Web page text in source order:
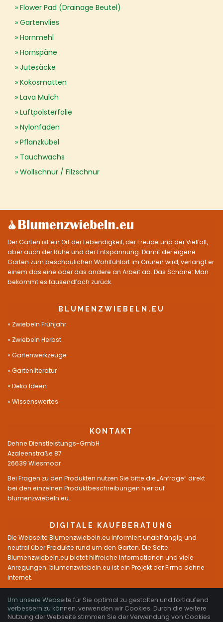
Flower Pad (Drainage Beutel)
Gartenvlies
Hornmehl
Hornspäne
Jutesäcke
Kokosmatten
Lava Mulch
Luftpolsterfolie
Nylonfaden
Pflanzkübel
Tauchwachs
Wollschnur / Filzschnur
Der Garten ist ein Ort der Lebendigkeit, der Freude und der Vielfalt,
aber auch der Ruhe und der Entspannung. Damit der eigene
Garten zum beschaulichen Wohlfühlort im Grünen wird, verlangt er
einem das eine oder das andere an Arbeit ab. Das Schöne: Man
bekommt es tausendfach zurück.
BLUMENZWIEBELN.EU
Zwiebeln Frühjahr
Zwiebeln Herbst
Gartenwerkzeuge
Gartenliteratur
Deko Ideen
Wissenswertes
KONTAKT
Dehne Dienstleistungs-GmbH
Azaleenstraße 87
26639 Wiesmoor
Bei Fragen zu den Produkten nutzen Sie bitte die „Anfrage“ direkt
bei den einzelnen Produktbeschreibungen hier auf
blumenzwiebeln.eu.
DIGITALE KAUFBERATUNG
Die Webseite Blumenzwiebeln.eu informiert unabhängig und
neutral über Produkte rund um den Garten. Die Seite
Blumenzwiebeln.eu bietet hilfreiche Informationen und viele
Anregungen. blumenzwiebeln.eu ist ein Projekt der Firma dehne
internet.
Facebook
Um unsere Webseite für Sie optimal zu gestalten und fortlaufend
verbessern zu können, verwenden wir Cookies. Durch die weitere
Nutzung der Webseite stimmen Sie der Verwendung von Cookies